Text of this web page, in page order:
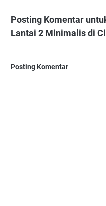
Posting Komentar
Lantai 2 Minimalis di
Posting Komentar